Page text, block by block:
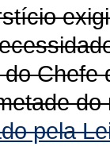
Chefe
pela